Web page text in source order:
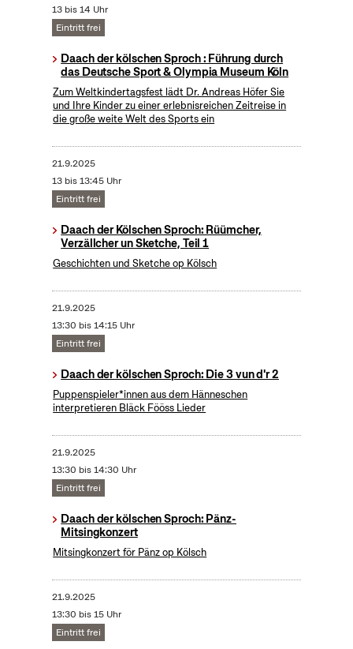
13 bis 14 Uhr
Eintritt frei
Daach der kölschen Sproch : Führung durch
das Deutsche Sport & Olympia Museum Köln
Zum Weltkindertagsfest lädt Dr. Andreas Höfer Sie
und Ihre Kinder zu einer erlebnisreichen Zeitreise in
die große weite Welt des Sports ein
21.9.2025
13 bis 13:45 Uhr
Eintritt frei
Daach der Kölschen Sproch: Rüümcher,
Verzällcher un Sketche, Teil 1
Geschichten und Sketche op Kölsch
21.9.2025
13:30 bis 14:15 Uhr
Eintritt frei
Daach der kölschen Sproch: Die 3 vun d'r 2
Puppenspieler*innen aus dem Hänneschen
interpretieren Bläck Fööss Lieder
21.9.2025
13:30 bis 14:30 Uhr
Eintritt frei
Daach der kölschen Sproch: Pänz-
Mitsingkonzert
Mitsingkonzert för Pänz op Kölsch
21.9.2025
13:30 bis 15 Uhr
Eintritt frei